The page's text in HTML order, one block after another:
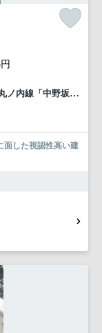
ノ内線「中野坂上」駅 徒歩10分
面した視認性高い建